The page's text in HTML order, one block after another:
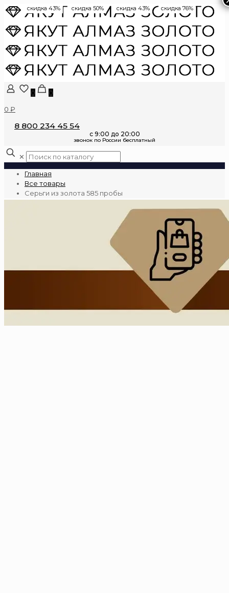
0
0
0 ₽
8 800 234 45 54
✕
Главная
Все товары
Серьги из золота 585 пробы
скидка 43% скидка 50% скидка 43% скидка 76%